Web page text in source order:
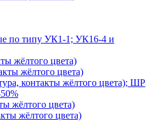
по типу УК1-1; УК16-4 и
жёлтого цвета)
жёлтого цвета)
контакты жёлтого цвета); ШР
жёлтого цвета)
жёлтого цвета)